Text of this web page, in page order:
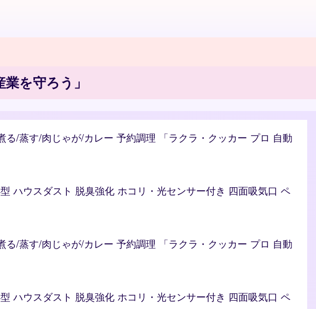
を守ろう」
/蒸す/肉じゃが/カレー 予約調理 「ラクラ・クッカー プロ 自動
ハウスダスト 脱臭強化 ホコリ・光センサー付き 四面吸気口 ペ
/蒸す/肉じゃが/カレー 予約調理 「ラクラ・クッカー プロ 自動
ハウスダスト 脱臭強化 ホコリ・光センサー付き 四面吸気口 ペ